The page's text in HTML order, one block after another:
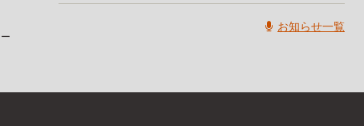
お知らせ一覧